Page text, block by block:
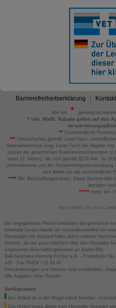
Barrierefreiheitserklärung Kontakt
Alle mit
*inkl. MwSt. Rabatte gelten auf den
** Unverbindliche
*** Verkaufspreis gemäß Lauer-Taxe;
Spezialitätentaxe (sog. Lauer-Taxe) bei Abgabe
Lasten der gesetzlichen Krankenversicherungen
unter 12 Jahren), die sich gemäß §129 Abs. 5a
Unternehmens und der
sich nicht um die unverbindliche
****BK: Beschaffungskosten. Diese Summe fällt
bezogen
*****verw. bis:
Hier können Sie Ihre
Die angegebenen Preise beinhalten die gesetzlich
innerhalb Deutschlands ist versandkostenfrei bei
Sendungen ins Ausland fallen durch erhöhte
Artikeln, die wir ausschließlich über den Hersteller
sogenannte Beschaffungskosten an (siehe BK).
Bad Apotheke Henning Fichter e.K. - Frankfurter
422 - Fax 05424 / 21 64 47
Preisänderungen und Irrtümer sind vorbehalten.
Alle Angaben ohne Gewähr.
Verfügbarkeit:
Der Artikel ist in der Regel sofort lieferbar, in
Der Artikel muss direkt vom Hersteller bezogen